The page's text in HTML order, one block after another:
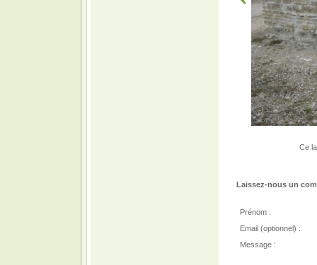
Ce
Laissez-nous un
Prénom :
Email (optionnel) :
Message :